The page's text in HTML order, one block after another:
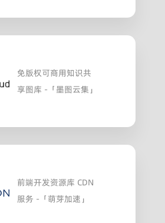
免版权可商用知识共
享图库 -「墨图云集」
前端开发资源库 CDN
服务 -「萌芽加速」